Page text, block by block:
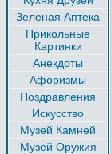
Зеленая Аптека
Прикольные
Картинки
Анекдоты
Афоризмы
Поздравления
Искусство
Музей Камней
Музей Оружия